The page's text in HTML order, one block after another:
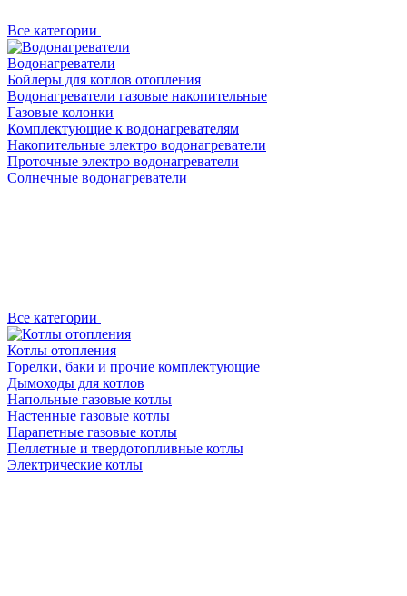
Все категории
Водонагреватели
Бойлеры для котлов отопления
Водонагреватели газовые накопительные
Газовые колонки
Комплектующие к водонагревателям
Накопительные электро водонагреватели
Проточные электро водонагреватели
Солнечные водонагреватели
Все категории
Котлы отопления
Горелки, баки и прочие комплектующие
Дымоходы для котлов
Напольные газовые котлы
Настенные газовые котлы
Парапетные газовые котлы
Пеллетные и твердотопливные котлы
Электрические котлы